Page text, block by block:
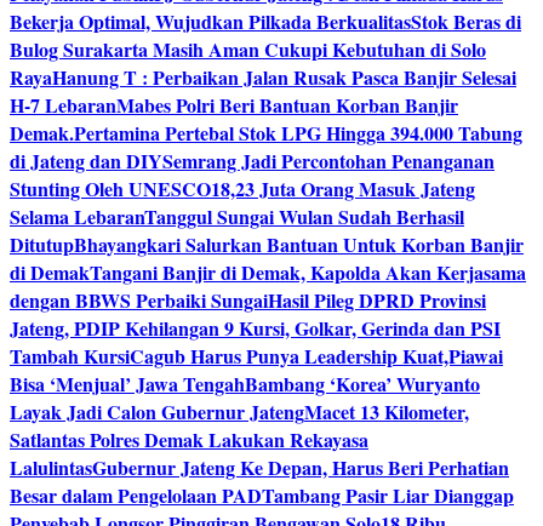
Bekerja Optimal, Wujudkan Pilkada BerkualitasStok Beras di
Bulog Surakarta Masih Aman Cukupi Kebutuhan di Solo
RayaHanung T : Perbaikan Jalan Rusak Pasca Banjir Selesai
H-7 LebaranMabes Polri Beri Bantuan Korban Banjir
Demak.Pertamina Pertebal Stok LPG Hingga 394.000 Tabung
di Jateng dan DIYSemrang Jadi Percontohan Penanganan
Stunting Oleh UNESCO18,23 Juta Orang Masuk Jateng
Selama LebaranTanggul Sungai Wulan Sudah Berhasil
DitutupBhayangkari Salurkan Bantuan Untuk Korban Banjir
di DemakTangani Banjir di Demak, Kapolda Akan Kerjasama
dengan BBWS Perbaiki SungaiHasil Pileg DPRD Provinsi
Jateng, PDIP Kehilangan 9 Kursi, Golkar, Gerinda dan PSI
Tambah KursiCagub Harus Punya Leadership Kuat,Piawai
Bisa ‘Menjual’ Jawa TengahBambang ‘Korea’ Wuryanto
Layak Jadi Calon Gubernur JatengMacet 13 Kilometer,
Satlantas Polres Demak Lakukan Rekayasa
LalulintasGubernur Jateng Ke Depan, Harus Beri Perhatian
Besar dalam Pengelolaan PADTambang Pasir Liar Dianggap